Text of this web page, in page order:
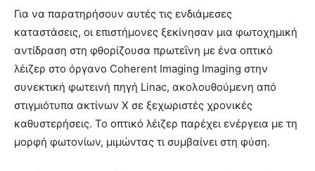
Για να παρατηρήσουν αυτές τις ενδιάμεσες
καταστάσεις, οι επιστήμονες ξεκίνησαν μια φωτοχημική
αντίδραση στη φθορίζουσα πρωτεΐνη με ένα οπτικό
λέιζερ στο όργανο Coherent Imaging Imaging στην
συνεκτική φωτεινή πηγή Linac, ακολουθούμενη από
στιγμιότυπα ακτίνων Χ σε ξεχωριστές χρονικές
καθυστερήσεις. Το οπτικό λέιζερ παρέχει ενέργεια με τη
μορφή φωτονίων, μιμώντας τι συμβαίνει στη φύση.